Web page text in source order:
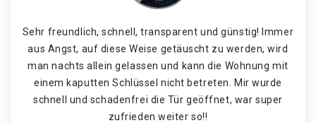
Sehr freundlich, schnell, transparent und günstig! Immer
aus Angst, auf diese Weise getäuscht zu werden, wird
man nachts allein gelassen und kann die Wohnung mit
einem kaputten Schlüssel nicht betreten. Mir wurde
schnell und schadenfrei die Tür geöffnet, war super
zufrieden weiter so!!